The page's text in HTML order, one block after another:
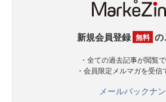
新規会員登録 無料 の
・全ての過去記事が閲覧
・会員限定メルマガを受信
メールバックナ